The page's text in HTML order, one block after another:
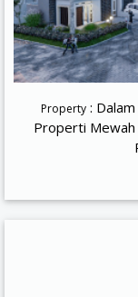
Property:
Properti